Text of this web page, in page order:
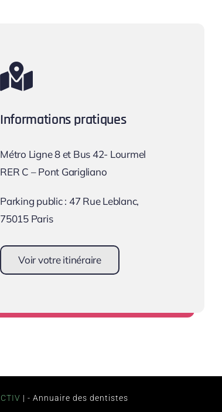
Informations pratiques
Métro Ligne 8 et Bus 42- Lourmel
RER C – Pont Garigliano
Parking public : 47 Rue Leblanc,
75015 Paris
Voir votre itinéraire
CTIV | - Annuaire des dentistes